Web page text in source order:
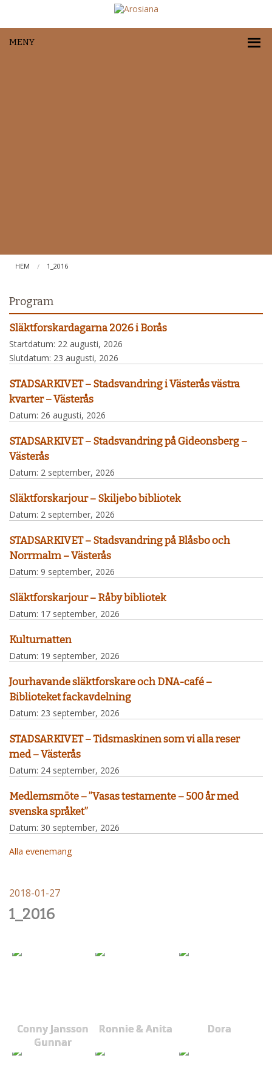
MENY
HEM 1_2016
Program
Släktforskardagarna 2026 i Borås
Startdatum: 22 augusti, 2026
Slutdatum: 23 augusti, 2026
STADSARKIVET – Stadsvandring i Västerås västra
kvarter – Västerås
Datum: 26 augusti, 2026
STADSARKIVET – Stadsvandring på Gideonsberg –
Västerås
Datum: 2 september, 2026
Släktforskarjour – Skiljebo bibliotek
Datum: 2 september, 2026
STADSARKIVET – Stadsvandring på Blåsbo och
Norrmalm – Västerås
Datum: 9 september, 2026
Släktforskarjour – Råby bibliotek
Datum: 17 september, 2026
Kulturnatten
Datum: 19 september, 2026
Jourhavande släktforskare och DNA-café –
Biblioteket fackavdelning
Datum: 23 september, 2026
STADSARKIVET – Tidsmaskinen som vi alla reser
med – Västerås
Datum: 24 september, 2026
Medlemsmöte – ”Vasas testamente – 500 år med
svenska språket”
Datum: 30 september, 2026
Alla evenemang
2018-01-27
1_2016
Conny Jansson
Gunnar
Ronnie & Anita Dora